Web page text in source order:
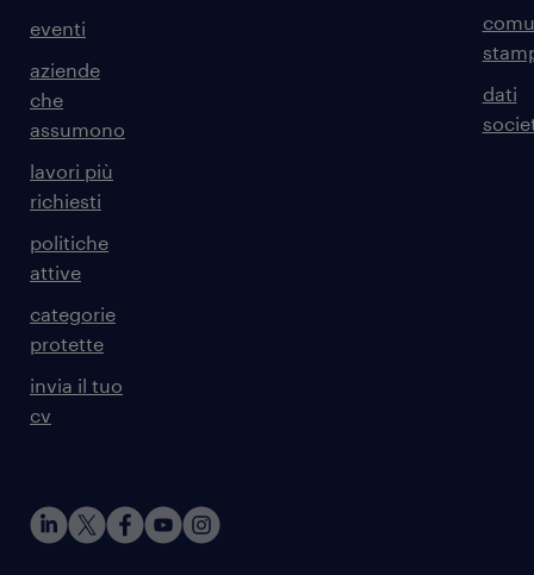
eventi
aziende
che
assumono
lavori più
richiesti
politiche
attive
categorie
protette
invia il tuo
cv
dati